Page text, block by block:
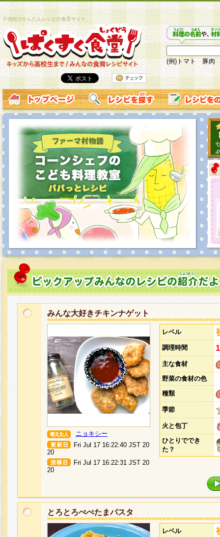
子供向けかんたんレシピの食育サイト
(例)トマト 豚肉
みんな大好きチキンナゲット
ニョキシー
Fri Jul 17 16:22:40 JST 20
20
Fri Jul 17 16:22:31 JST 20
20
レベル
調理時間
主な食材
野菜の食材の色
種類
季節
火と包丁
ひとりででき
た？
とろとろぺぺたまパスタ
レベル